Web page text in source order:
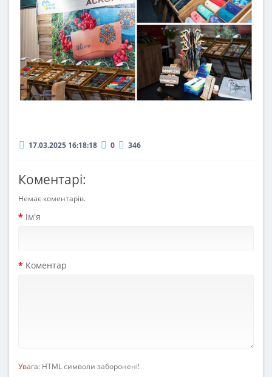
17.03.2025 16:18:18 0 346
Коментарі:
Немає коментарів.
Ім'я
Коментар
Увага: HTML символи заборонені!